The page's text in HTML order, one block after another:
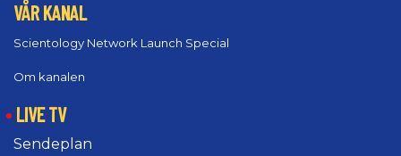
VÅR KANAL
Scientology Network Launch Special
Om kanalen
LIVE TV
Sendeplan